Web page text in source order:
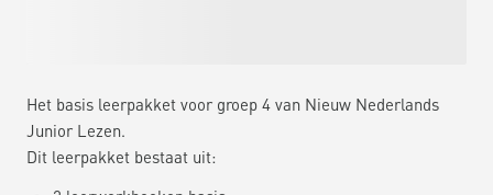
Het basis leerpakket voor groep 4 van Nieuw Nederlands
Junior Lezen.
Dit leerpakket bestaat uit: